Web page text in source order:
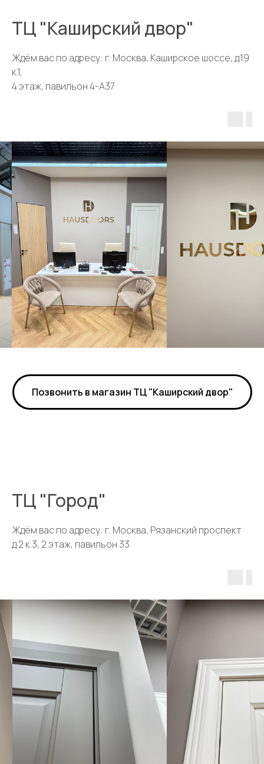
ТЦ "Каширский двор"
Ждём вас по адресу: г. Москва, Каширское шоссе, д.19
к.1,
4 этаж, павильон 4-А37
Позвонить в магазин ТЦ "Каширский двор"
ТЦ "Город"
Ждём вас по адресу: г. Москва, Рязанский проспект
д.2 к.3, 2 этаж, павильон 33